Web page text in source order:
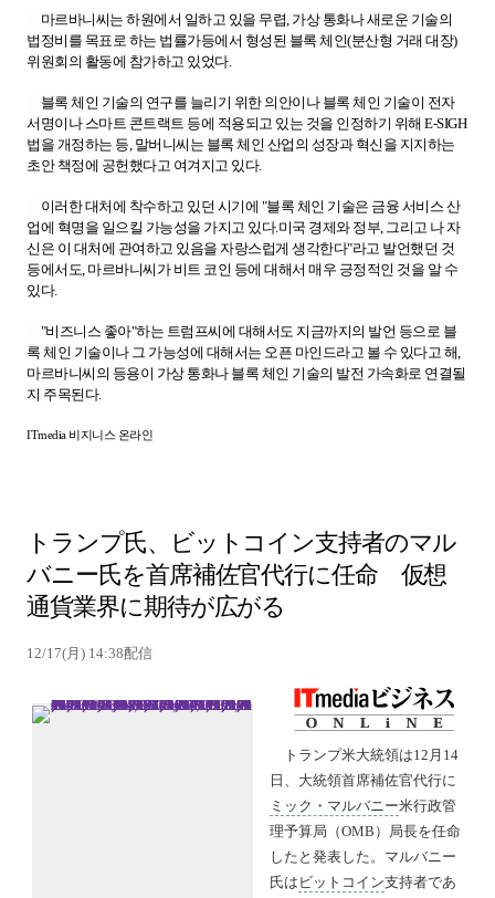
마르바니씨는 하원에서 일하고 있을 무렵, 가상 통화나 새로운 기술의
법정비를 목표로 하는 법률가등에서 형성된 블록 체인(분산형 거래 대장)
위원회의 활동에 참가하고 있었다.
블록 체인 기술의 연구를 늘리기 위한 의안이나 블록 체인 기술이 전자
서명이나 스마트 콘트랙트 등에 적용되고 있는 것을 인정하기 위해 E-SIGH
법을 개정하는 등, 말버니씨는 블록 체인 산업의 성장과 혁신을 지지하는
초안 책정에 공헌했다고 여겨지고 있다.
이러한 대처에 착수하고 있던 시기에 "블록 체인 기술은 금융 서비스 산
업에 혁명을 일으킬 가능성을 가지고 있다.미국 경제와 정부, 그리고 나 자
신은 이 대처에 관여하고 있음을 자랑스럽게 생각한다"라고 발언했던 것
등에서도, 마르바니씨가 비트 코인 등에 대해서 매우 긍정적인 것을 알 수
있다.
"비즈니스 좋아"하는 트럼프씨에 대해서도 지금까지의 발언 등으로 블
록 체인 기술이나 그 가능성에 대해서는 오픈 마인드라고 볼 수 있다고 해,
마르바니씨의 등용이 가상 통화나 블록 체인 기술의 발전 가속화로 연결될
지 주목된다.
ITmedia 비지니스 온라인
トランプ氏、ビットコイン支持者のマル
バニー氏を首席補佐官代行に任命 仮想
通貨業界に期待が広がる
12/17(月) 14:38配信
トランプ米大統領は12月14
日、大統領首席補佐官代行に
ミック・マルバニー米行政管
理予算局（OMB）局長を任命
したと発表した。マルバニー
氏は ビットコイン支持者であ